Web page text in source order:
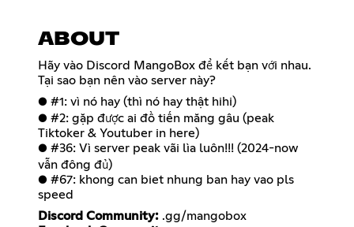
ABOUT
Hãy vào Discord MangoBox để kết bạn với nhau.
Tại sao bạn nên vào server này?
● #1: vì nó hay (thì nó hay thật hihi)
● #2: gặp được ai đồ tiến măng gâu (peak
Tiktoker & Youtuber in here)
● #36: Vì server peak vãi lìa luôn!!! (2024-now
vẫn đông đủ)
● #67: khong can biet nhung ban hay vao pls
speed
Discord Community: